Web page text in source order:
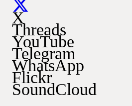
X
Threads
YouTube
Telegram
WhatsApp
Flickr
SoundCloud